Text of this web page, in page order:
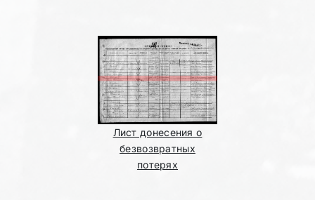
Лист донесения о
безвозвратных
потерях